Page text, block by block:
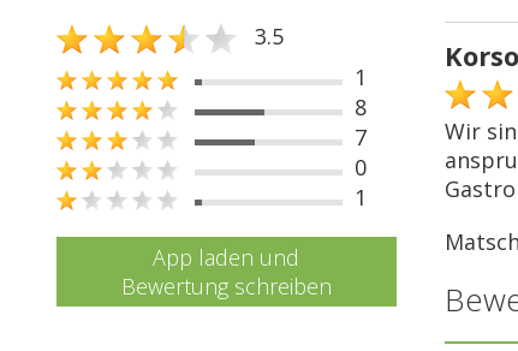
3.5
1
8
7
0
1
App laden und
Bewertung schreiben
Wir
Matsch